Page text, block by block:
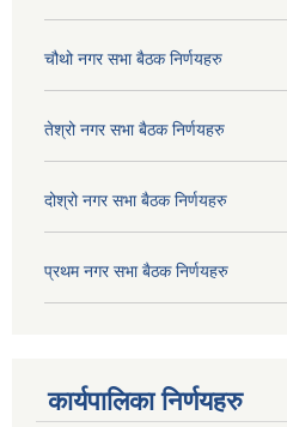
चौथो नगर सभा बैठक निर्णयहरु
तेश्रो नगर सभा बैठक निर्णयहरु
दोश्रो नगर सभा बैठक निर्णयहरु
प्रथम नगर सभा बैठक निर्णयहरु
कार्यपालिका निर्णयहरु